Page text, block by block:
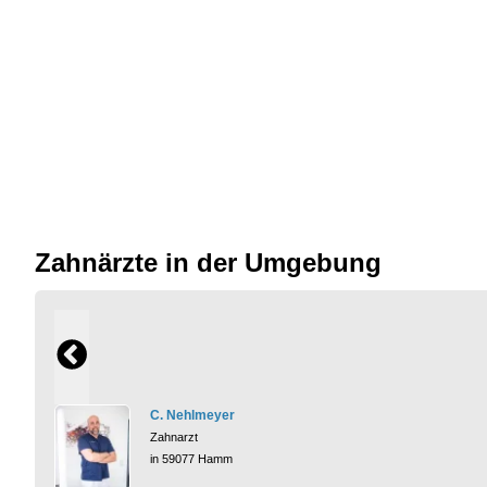
Zahnärzte in der Umgebung
C. Nehlmeyer
Zahnarzt
in 59077 Hamm